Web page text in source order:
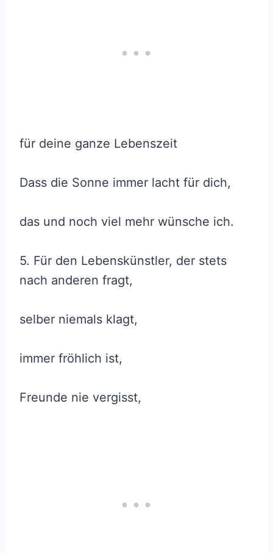
für deine ganze Lebenszeit
Dass die Sonne immer lacht für dich,
das und noch viel mehr wünsche ich.
5. Für den Lebenskünstler, der stets
nach anderen fragt,
selber niemals klagt,
immer fröhlich ist,
Freunde nie vergisst,